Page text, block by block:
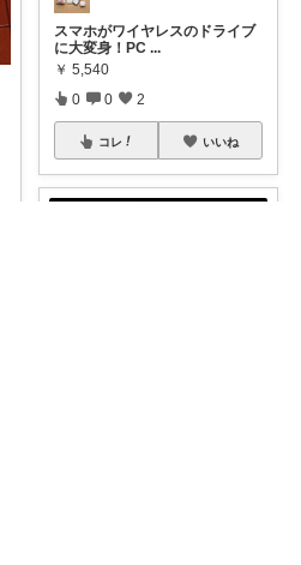
スマホがワイヤレスのドライブ
に大変身！PC ...
￥ 5,540
0 0 2
コレ いいね